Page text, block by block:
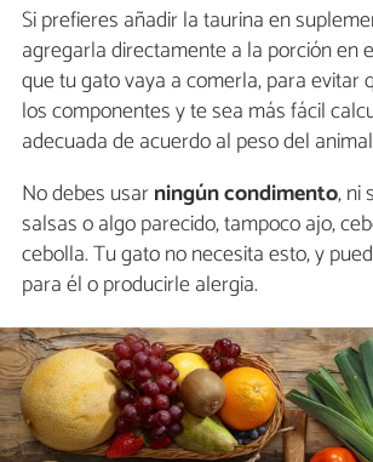
Si prefieres añadir la taurina en
agregarla directamente a la porción en
que tu gato vaya a comerla, para evitar
los componentes y te sea más fácil
adecuada de acuerdo al peso del
No debes usarningún condimento, ni
salsas o algo parecido, tampoco ajo,
cebolla. Tu gato no necesita esto, y
para él o producirle alergia.